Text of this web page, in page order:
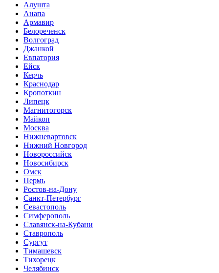
Алушта
Анапа
Армавир
Белореченск
Волгоград
Джанкой
Евпатория
Ейск
Керчь
Краснодар
Кропоткин
Липецк
Магнитогорск
Майкоп
Москва
Нижневартовск
Нижний Новгород
Новороссийск
Новосибирск
Омск
Пермь
Ростов-на-Дону
Санкт-Петербург
Севастополь
Симферополь
Славянск-на-Кубани
Ставрополь
Сургут
Тимашевск
Тихорецк
Челябинск